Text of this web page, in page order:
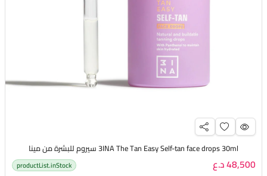
3INA The Tan Easy Self-tan face drops 30ml سيروم للبشرة من مينا
48,500 د.ع productList.inStock